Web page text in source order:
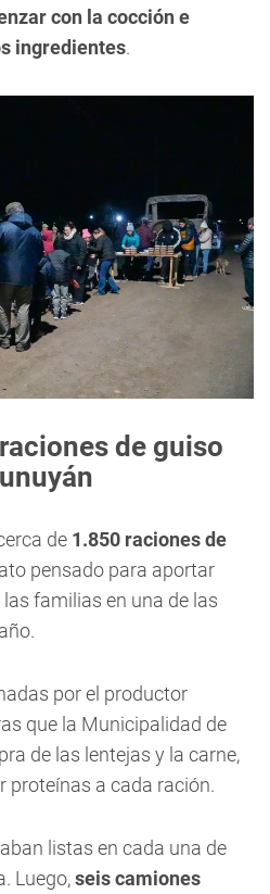
con la cocción e
ingredientes.
de guiso
de 1.850 raciones de
pensado para aportar
familias en una de las
por el productor
que la Municipalidad de
de las lentejas y la carne,
proteínas a cada ración.
listas en cada una de
Luego,seis camiones